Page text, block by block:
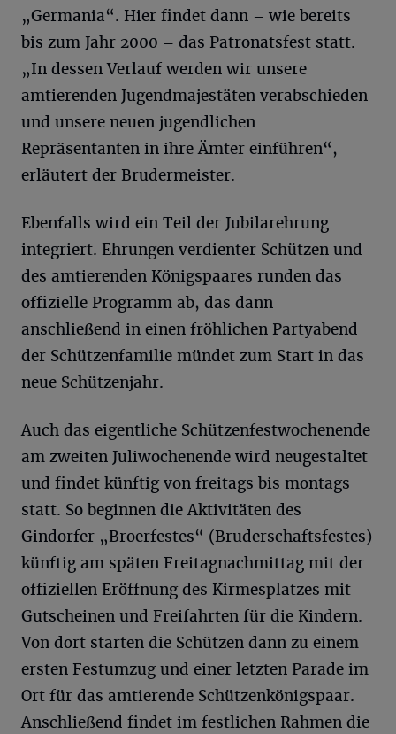
„Germania“. Hier findet dann – wie bereits
bis zum Jahr 2000 – das Patronatsfest statt.
„In dessen Verlauf werden wir unsere
amtierenden Jugendmajestäten verabschieden
und unsere neuen jugendlichen
Repräsentanten in ihre Ämter einführen“,
erläutert der Brudermeister.
Ebenfalls wird ein Teil der Jubilarehrung
integriert. Ehrungen verdienter Schützen und
des amtierenden Königspaares runden das
offizielle Programm ab, das dann
anschließend in einen fröhlichen Partyabend
der Schützenfamilie mündet zum Start in das
neue Schützenjahr.
Auch das eigentliche Schützenfestwochenende
am zweiten Juliwochenende wird neugestaltet
und findet künftig von freitags bis montags
statt. So beginnen die Aktivitäten des
Gindorfer „Broerfestes“ (Bruderschaftsfestes)
künftig am späten Freitagnachmittag mit der
offiziellen Eröffnung des Kirmesplatzes mit
Gutscheinen und Freifahrten für die Kindern.
Von dort starten die Schützen dann zu einem
ersten Festumzug und einer letzten Parade im
Ort für das amtierende Schützenkönigspaar.
Anschließend findet im festlichen Rahmen die